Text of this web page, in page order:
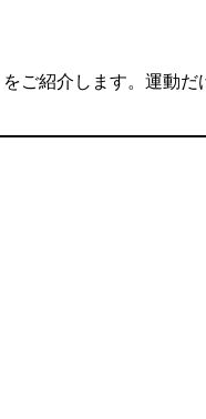
をご紹介します。運動